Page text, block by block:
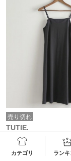
カテゴリ ラン
売り切れ
TUTIE.
コットン天竺キャ
ピース(チャコール)